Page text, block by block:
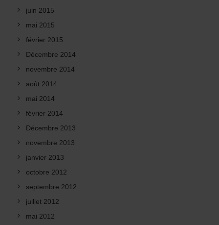
juin 2015
mai 2015
février 2015
Décembre 2014
novembre 2014
août 2014
mai 2014
février 2014
Décembre 2013
novembre 2013
janvier 2013
octobre 2012
septembre 2012
juillet 2012
mai 2012